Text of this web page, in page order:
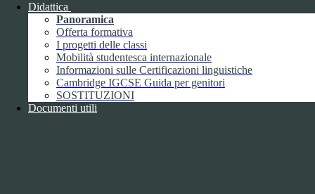
Didattica
Panoramica
Offerta formativa
I progetti delle classi
Mobilità studentesca internazionale
Informazioni sulle Certificazioni linguistiche
Cambridge IGCSE Guida per genitori
SOSTITUZIONI
Documenti utili
2018
Gennaio
Febbraio
Marzo
Aprile